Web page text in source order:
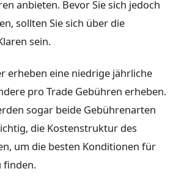
anbieten. Bevor Sie sich jedoch
sollten Sie sich über die
sein.
erheben eine niedrige jährliche
pro Trade Gebühren erheben.
sogar beide Gebührenarten
die Kostenstruktur des
um die besten Konditionen für
finden.